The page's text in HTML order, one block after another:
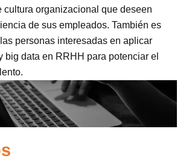
cultura organizacional que deseen
de sus empleados. También es
personas interesadas en aplicar
big data en RRHH para potenciar el